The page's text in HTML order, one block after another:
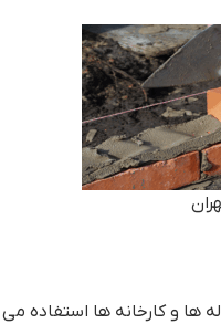
ها و کارخانه ها استفاده می